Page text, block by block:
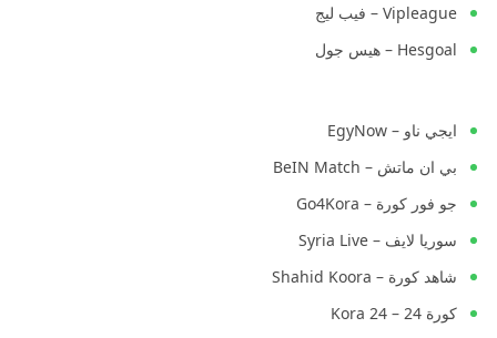
Vipleague – فيب ليج
Hesgoal – هيس جول
ايجي ناو – EgyNow
بي ان ماتش – BeIN Match
جو فور كورة – Go4Kora
سوريا لايف – Syria Live
شاهد كورة – Shahid Koora
كورة 24 – Kora 24